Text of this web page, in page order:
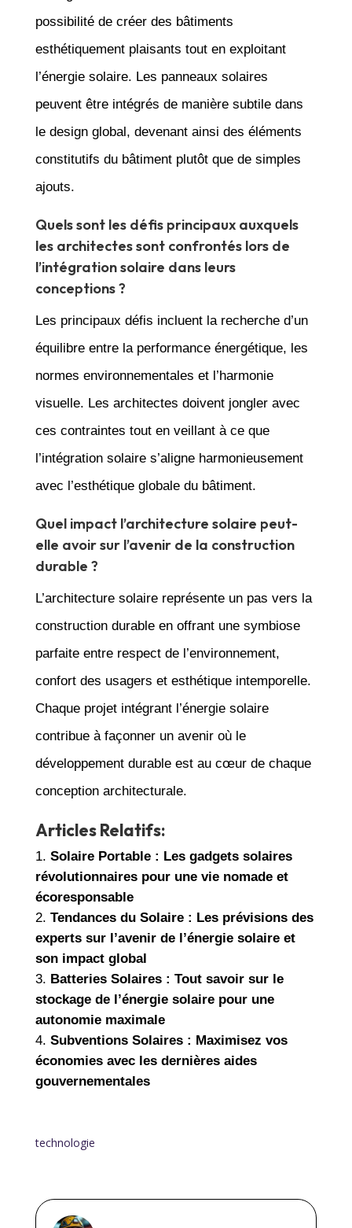
possibilité de créer des bâtiments
esthétiquement plaisants tout en exploitant
l’énergie solaire. Les panneaux solaires
peuvent être intégrés de manière subtile dans
le design global, devenant ainsi des éléments
constitutifs du bâtiment plutôt que de simples
ajouts.
Quels sont les défis principaux auxquels
les architectes sont confrontés lors de
l’intégration solaire dans leurs
conceptions ?
Les principaux défis incluent la recherche d’un
équilibre entre la performance énergétique, les
normes environnementales et l’harmonie
visuelle. Les architectes doivent jongler avec
ces contraintes tout en veillant à ce que
l’intégration solaire s’aligne harmonieusement
avec l’esthétique globale du bâtiment.
Quel impact l’architecture solaire peut-
elle avoir sur l’avenir de la construction
durable ?
L’architecture solaire représente un pas vers la
construction durable en offrant une symbiose
parfaite entre respect de l’environnement,
confort des usagers et esthétique intemporelle.
Chaque projet intégrant l’énergie solaire
contribue à façonner un avenir où le
développement durable est au cœur de chaque
conception architecturale.
Articles Relatifs:
Solaire Portable : Les gadgets solaires
révolutionnaires pour une vie nomade et
écoresponsable
Tendances du Solaire : Les prévisions des
experts sur l’avenir de l’énergie solaire et
son impact global
Batteries Solaires : Tout savoir sur le
stockage de l’énergie solaire pour une
autonomie maximale
Subventions Solaires : Maximisez vos
économies avec les dernières aides
gouvernementales
technologie